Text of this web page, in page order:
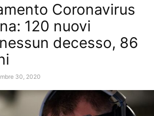
Coronavirus
120 nuovi
decesso, 86
30, 2020